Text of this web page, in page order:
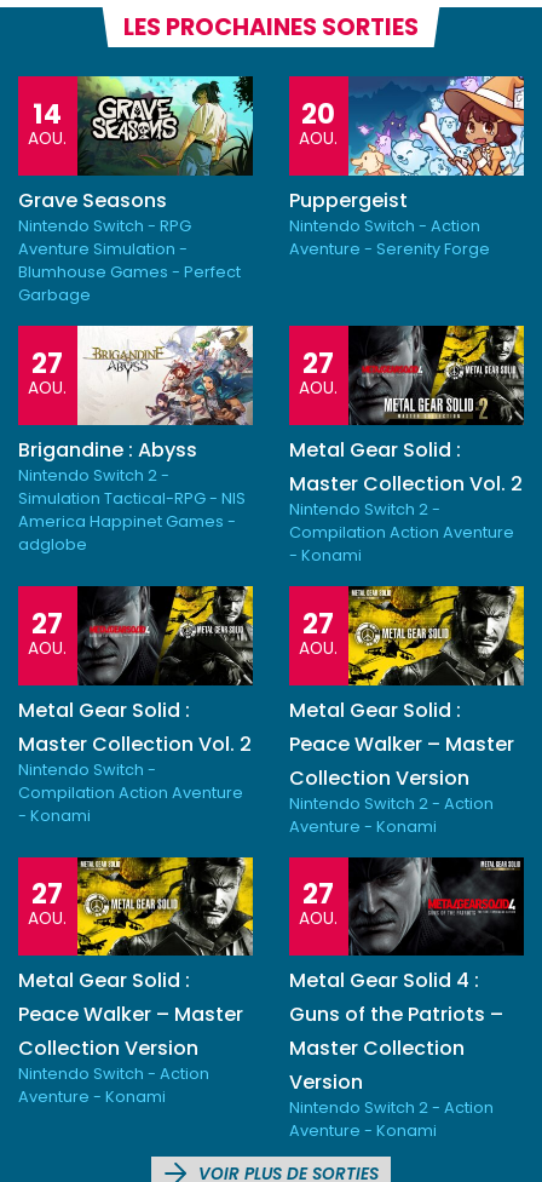
LES PROCHAINES SORTIES
14
AOU.
Grave Seasons
Nintendo Switch - RPG
Aventure Simulation -
Blumhouse Games - Perfect
Garbage
20
AOU.
Puppergeist
Nintendo Switch - Action
Aventure - Serenity Forge
27
AOU.
Brigandine : Abyss
Nintendo Switch 2 -
Simulation Tactical-RPG - NIS
America Happinet Games -
adglobe
27
AOU.
Metal Gear Solid :
Master Collection Vol. 2
Nintendo Switch 2 -
Compilation Action Aventure
- Konami
27
AOU.
Metal Gear Solid :
Master Collection Vol. 2
Nintendo Switch -
Compilation Action Aventure
- Konami
27
AOU.
Metal Gear Solid :
Peace Walker – Master
Collection Version
Nintendo Switch 2 - Action
Aventure - Konami
27
AOU.
Metal Gear Solid :
Peace Walker – Master
Collection Version
Nintendo Switch - Action
Aventure - Konami
27
AOU.
Metal Gear Solid 4 :
Guns of the Patriots –
Master Collection
Version
Nintendo Switch 2 - Action
Aventure - Konami
VOIR PLUS DE SORTIES